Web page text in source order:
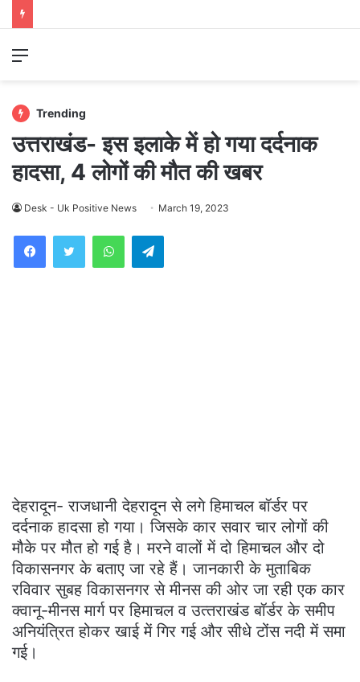
Menu
Trending
उत्तराखंड- इस इलाके में हो गया दर्दनाक
हादसा, 4 लोगों की मौत की खबर
Desk - Uk Positive News March 19, 2023
WhatsAppTelegram
देहरादून- राजधानी देहरादून से लगे हिमाचल बॉर्डर पर
दर्दनाक हादसा हो गया। जिसके कार सवार चार लोगों की
मौके पर मौत हो गई है। मरने वालों में दो हिमाचल और दो
विकासनगर के बताए जा रहे हैं। जानकारी के मुताबिक
रविवार सुबह विकासनगर से मीनस की ओर जा रही एक कार
क्वानू-मीनस मार्ग पर हिमाचल व उत्‍तराखंड बॉर्डर के समीप
अनियंत्रित होकर खाई में गिर गई और सीधे टोंस नदी में समा
गई।